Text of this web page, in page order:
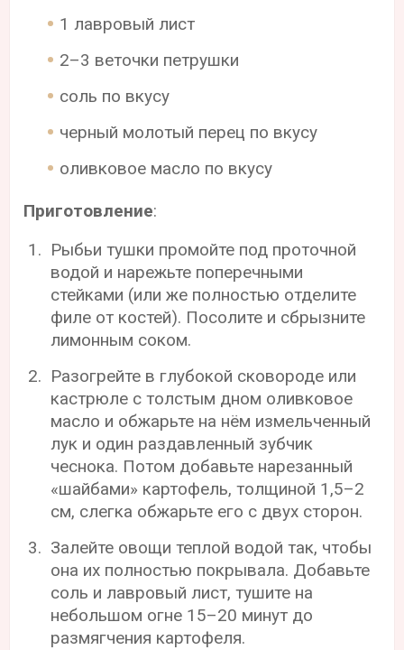
1 лавровый лист
2–3 веточки петрушки
соль по вкусу
черный молотый перец по вкусу
оливковое масло по вкусу
Приготовление:
Рыбьи тушки промойте под проточной
водой и нарежьте поперечными
стейками (или же полностью отделите
филе от костей). Посолите и сбрызните
лимонным соком.
Разогрейте в глубокой сковороде или
кастрюле с толстым дном оливковое
масло и обжарьте на нём измельченный
лук и один раздавленный зубчик
чеснока. Потом добавьте нарезанный
«шайбами» картофель, толщиной 1,5–2
см, слегка обжарьте его с двух сторон.
Залейте овощи теплой водой так, чтобы
она их полностью покрывала. Добавьте
соль и лавровый лист, тушите на
небольшом огне 15–20 минут до
размягчения картофеля.